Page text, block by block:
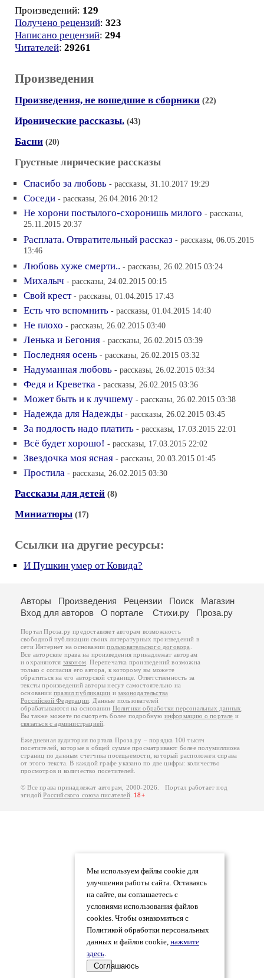
Произведений: 129
Получено рецензий: 323
Написано рецензий: 294
Читателей: 29261
Произведения
Произведения, не вошедшие в сборники (22)
Иронические рассказы. (43)
Басни (20)
Грустные лирические рассказы
Спасибо за любовь - рассказы, 31.10.2017 19:29
Соседи - рассказы, 26.04.2016 20:12
Не хорони постылого-схоронишь милого - рассказы,
25.11.2015 20:37
Расплата. Отвратительный рассказ - рассказы, 06.05.2015
13:46
Любовь хуже смерти.. - рассказы, 26.02.2015 03:24
Михалыч - рассказы, 24.02.2015 00:15
Свой крест - рассказы, 01.04.2015 17:43
Есть что вспомнить - рассказы, 01.04.2015 14:40
Не плохо - рассказы, 26.02.2015 03:40
Ленька и Бегония - рассказы, 26.02.2015 03:39
Последняя осень - рассказы, 26.02.2015 03:32
Надуманная любовь - рассказы, 26.02.2015 03:34
Федя и Креветка - рассказы, 26.02.2015 03:36
Может быть и к лучшему - рассказы, 26.02.2015 03:38
Надежда для Надежды - рассказы, 26.02.2015 03:45
За подлость надо платить - рассказы, 17.03.2015 22:01
Всё будет хорошо! - рассказы, 17.03.2015 22:02
Звездочка моя ясная - рассказы, 20.03.2015 01:45
Простила - рассказы, 26.02.2015 03:30
Рассказы для детей (8)
Миниатюры (17)
Ссылки на другие ресурсы:
И Пушкин умер от Ковида?
Мы используем файлы cookie для
улучшения работы сайта. Оставаясь
на сайте, вы соглашаетесь с
условиями использования файлов
cookies. Чтобы ознакомиться с
Политикой обработки персональных
данных и файлов cookie, нажмите
здесь.
Соглашаюсь
Авторы Произведения Рецензии Поиск
Магазин
Вход для авторов
О портале Стихи.ру Проза.ру
Портал Проза.ру предоставляет авторам возможность
свободной публикации своих литературных произведений в
сети Интернет на основаниипользовательского договора.
Все авторские права на произведения принадлежат авторам
и охраняются законом. Перепечатка произведений возможна
только с согласия его автора, к которому вы можете
обратиться на его авторской странице. Ответственность за
тексты произведений авторы несут самостоятельно на
основанииправил публикации изаконодательства
Российской Федерации. Данные пользователей
обрабатываются на основании Политики обработки персональных данных.
Вы также можете посмотреть более подробную информацию о портале и
связаться с администрацией.
Ежедневная аудитория портала Проза.ру – порядка 100 тысяч
посетителей, которые в общей сумме просматривают более полумиллиона
страниц по данным счетчика посещаемости, который расположен справа
от этого текста. В каждой графе указано по две цифры: количество
просмотров и количество посетителей.
© Все права принадлежат авторам, 2000-2026. Портал работает под
эгидойРоссийского союза писателей. 18+